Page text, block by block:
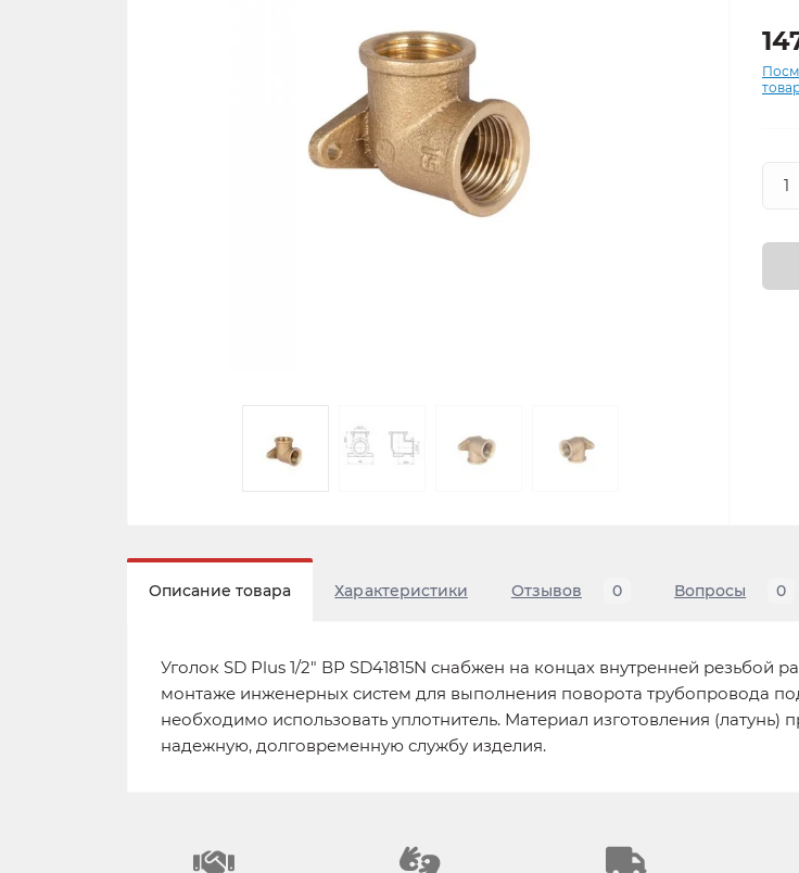
Описание товара Характеристики Отзывов 0 Вопросы 0
Уголок SD Plus 1/2" ВР SD41815N снабжен на концах внутренней резьбой
монтаже инженерных систем для выполнения поворота трубопровода
необходимо использовать уплотнитель. Материал изготовления (латунь)
надежную, долговременную службу изделия.